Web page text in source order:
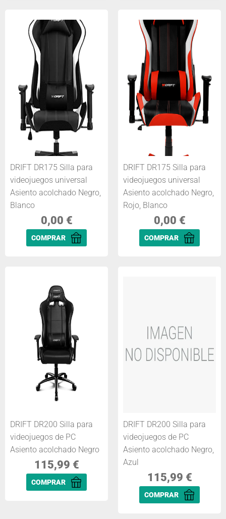
DRIFT DR175 Silla para
videojuegos universal
Asiento acolchado Negro,
Blanco
0,00 €
COMPRAR
DRIFT DR175 Silla para
videojuegos universal
Asiento acolchado Negro,
Rojo, Blanco
0,00 €
COMPRAR
DRIFT DR200 Silla para
videojuegos de PC
Asiento acolchado Negro
115,99 €
COMPRAR
DRIFT DR200 Silla para
videojuegos de PC
Asiento acolchado Negro,
Azul
115,99 €
COMPRAR